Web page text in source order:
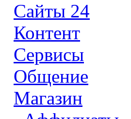
Сайты 24
Контент
Сервисы
Общение
Магазин